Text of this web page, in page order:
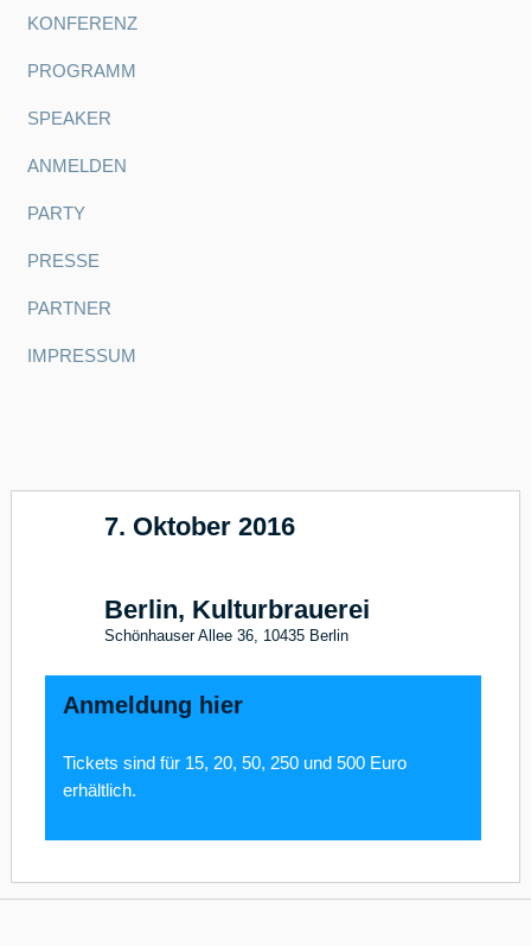
KONFERENZ
PROGRAMM
SPEAKER
ANMELDEN
PARTY
PRESSE
PARTNER
IMPRESSUM
7. Oktober 2016
Berlin, Kulturbrauerei
Schönhauser Allee 36, 10435 Berlin
Anmeldung hier
Tickets sind für 15, 20, 50, 250 und 500 Euro
erhältlich.